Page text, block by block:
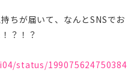
ちが届いて、なんとSNSでお
？！？
status/199075624750384